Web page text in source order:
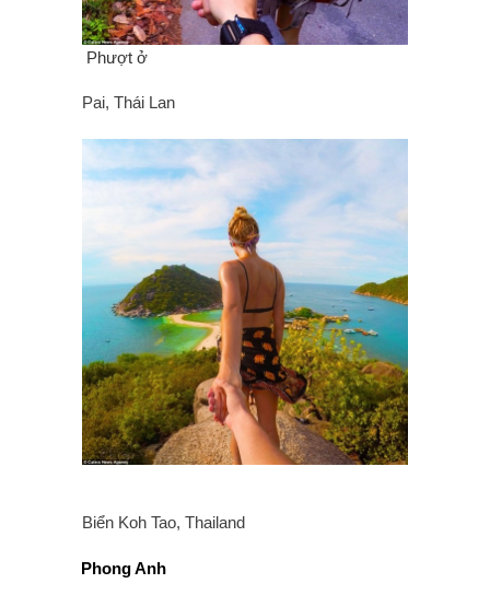
Phượt ở
Pai, Thái Lan
Biển Koh Tao, Thailand
Phong Anh